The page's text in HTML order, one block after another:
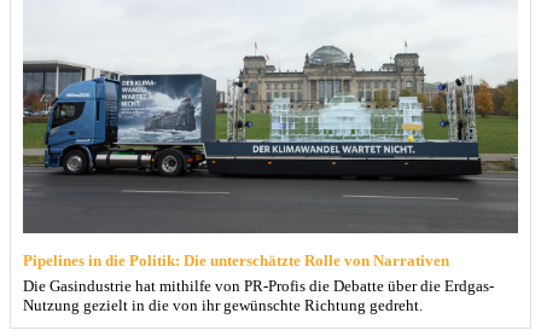
Pipelines in die Politik: Die unterschätzte Rolle von Narrativen
Die Gasindustrie hat mithilfe von PR-Profis die Debatte über die Erdgas-
Nutzung gezielt in die von ihr gewünschte Richtung gedreht.